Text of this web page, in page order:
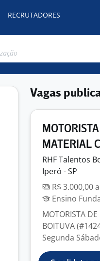
RECRUTADORES
Vagas
MATERIAL
RHF Talentos
Iperó - SP
R$ 3.000,00
Ensino
MOTORISTA
BOITUVA
Segunda